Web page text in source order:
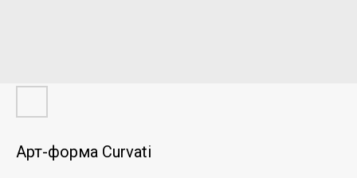
Арт-форма Curvati